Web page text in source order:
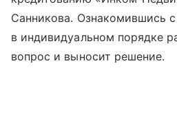
Санникова. Ознакомившись
в индивидуальном порядке
вопрос и выносит решение.